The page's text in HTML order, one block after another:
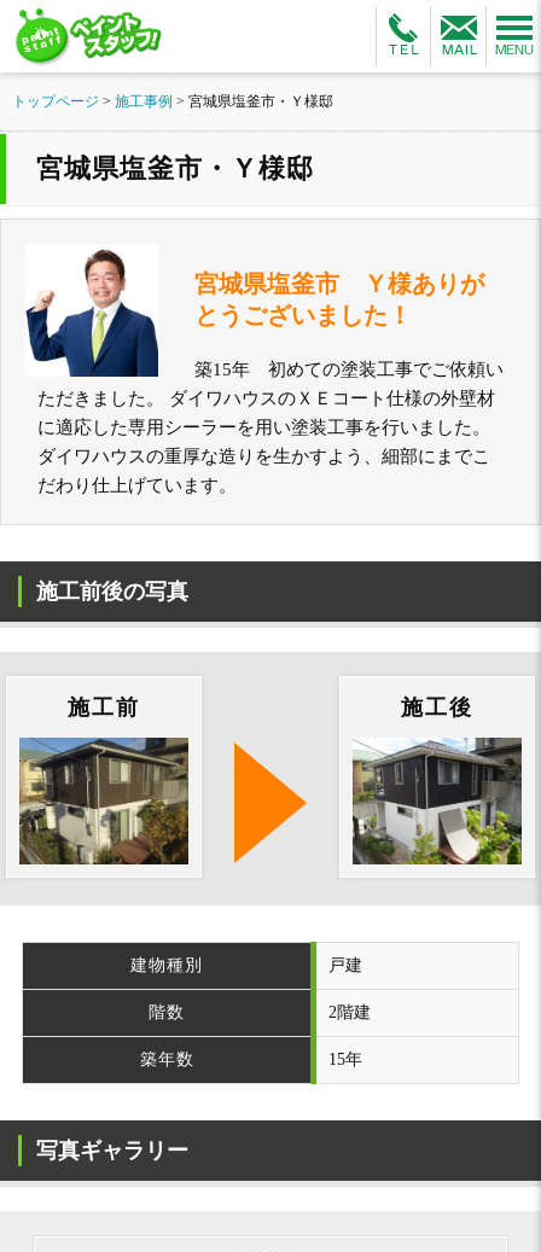
トップページ > 施工事例 > 宮城県塩釜市・Ｙ様邸
宮城県塩釜市・Ｙ様邸
宮城県塩釜市 Ｙ様ありが
とうございました！
築15年 初めての塗装工事でご依頼い
ただきました。 ダイワハウスのＸＥコート仕様の外壁材
に適応した専用シーラーを用い塗装工事を行いました。
ダイワハウスの重厚な造りを生かすよう、細部にまでこ
だわり仕上げています。
施工前後の写真
施工前 施工後
建物種別 戸建
階数 2階建
築年数 15年
写真ギャラリー